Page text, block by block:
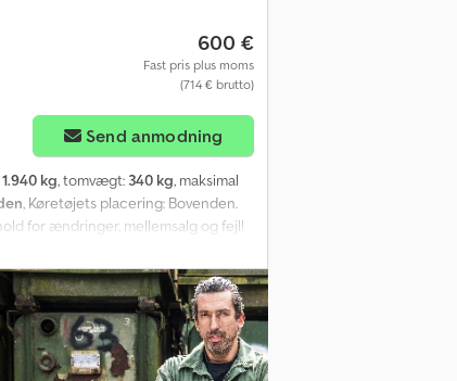
600 €
Fast pris plus moms
(714 € brutto)
Send anmodning
1.940 kg, tomvægt: 340 kg, maksimal
, Køretøjets placering: Bovenden.
for ændringer, mellemsalg og fejl!